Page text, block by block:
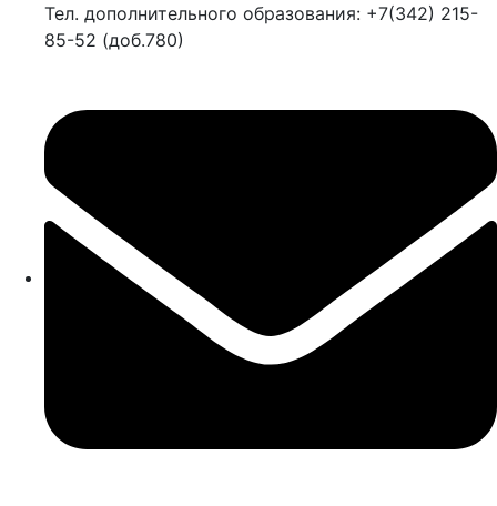
Тел. дополнительного образования: +7(342) 215-
85-52 (доб.780)